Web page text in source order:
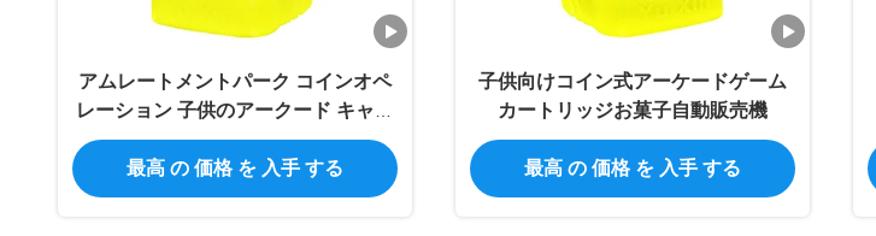
アムレートメントパーク コインオペ
レーション 子供のアークード キャン
ディー・エッグ ロリポップ 玩具ゲー
ムマシン
最高 の 価格 を 入手 する
子供向けコイン式アーケードゲーム
カートリッジお菓子自動販売機
最高 の 価格 を 入手 する